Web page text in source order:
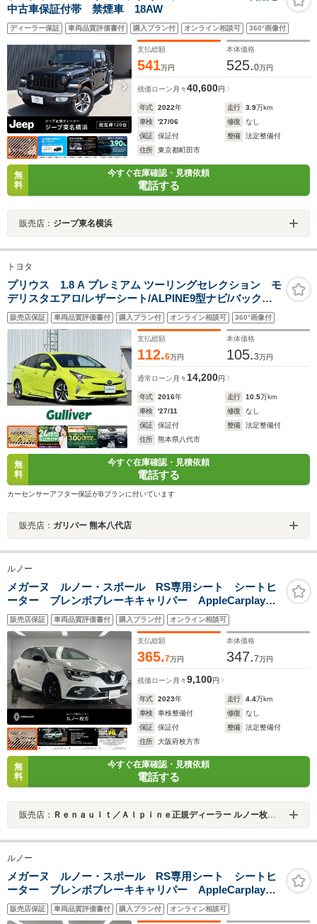
中古車保証付帯 禁煙車 18AW
ディーラー保証 車両品質評価書付 購入プラン付 オンライン相談可 360°画像付
支払総額
541万円
本体価格
525.0万円
残価ローン 月々40,600円
年式 2022年 走行 3.9万km
車検
'27/06 修復
なし
保証
保証付 整備
法定整備付
住所
東京都町田市
無
料
今すぐ在庫確認・見積依頼
電話する
販売店： ジープ東名横浜
トヨタ
プリウス 1.8 A プレミアム ツーリングセレクション モ
デリスタエアロ/レザーシート/ALPINE9型ナビ/バックカ
メラ/TV/DVD再生/Bluetooth/追従クルーズコントロー
ル/LEDオートライト/ヘッドアップディスプレイ/電動シー
ト/シートヒーター/ドラレコ/ETC/純正17AW/禁煙車
販売店保証 車両品質評価書付 購入プラン付 オンライン相談可 360°画像付
支払総額
112.6万円
本体価格
105.3万円
通常ローン 月々14,200円
年式 2016年 走行 10.5万km
車検
'27/11 修復
なし
保証
保証付 整備
法定整備付
住所
熊本県八代市
無
料
今すぐ在庫確認・見積依頼
電話する
カーセンサーアフター保証がBプランに付いています
販売店： ガリバー 熊本八代店
ルノー
メガーヌ ルノー・スポール RS専用シート シートヒ
ーター ブレンボブレーキキャリパー AppleCarplay対
応 Bluetooth接続 LEDヘッドライト アダプティブ
クルーズコントロール 純正19インチアルミホイール
販売店保証 車両品質評価書付 購入プラン付 オンライン相談可
支払総額
365.7万円
本体価格
347.7万円
残価ローン 月々9,100円
年式 2023年 走行 4.4万km
車検
車検整備付 修復
なし
保証
保証付 整備
法定整備付
住所
大阪府枚方市
無
料
今すぐ在庫確認・見積依頼
電話する
販売店： Ｒｅｎａｕｌｔ／Ａｌｐｉｎｅ正規ディーラー ルノー枚方・アルピーヌポイント枚方
ルノー
メガーヌ ルノー・スポール RS専用シート シートヒ
ーター ブレンボブレーキキャリパー AppleCarplay対
応 Bluetooth接続 LEDヘッドライト アダプティブ
クルーズコントロール 純正19インチアルミホイール
販売店保証 車両品質評価書付 購入プラン付 オンライン相談可